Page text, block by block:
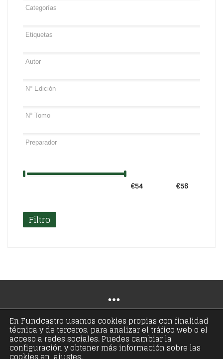
€54 €56
Filtro
© Copyright 2021 - Fundación José Antonio de
Castro - Todos los derechos reservados
En Fundcastro usamos cookies propias con finalidad
técnica y de terceros, para analizar el tráfico web o el
acceso a redes sociales. Puedes cambiar la
configuración y obtener más información sobre las